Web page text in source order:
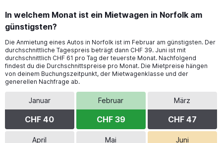
In welchem Monat ist ein Mietwagen in Norfolk am
günstigsten?
Die Anmietung eines Autos in Norfolk ist im Februar am günstigsten. Der
durchschnittliche Tagespreis beträgt dann CHF 39. Juni ist mit
durchschnittlich CHF 61 pro Tag der teuerste Monat. Nachfolgend
findest du die Durchschnittspreise pro Monat. Die Mietpreise hängen
von deinem Buchungszeitpunkt, der Mietwagenklasse und der
generellen Nachfrage ab.
Januar
CHF 40
Februar
CHF 39
März
CHF 47
April Mai Juni